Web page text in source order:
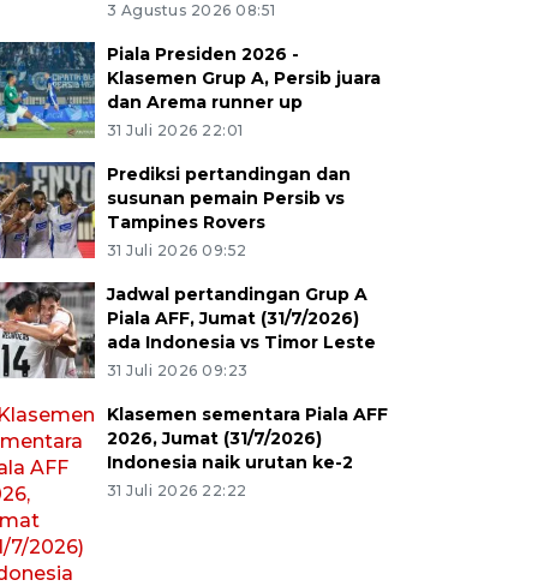
3 Agustus 2026 08:51
Piala Presiden 2026 -
Klasemen Grup A, Persib juara
dan Arema runner up
31 Juli 2026 22:01
Prediksi pertandingan dan
susunan pemain Persib vs
Tampines Rovers
31 Juli 2026 09:52
Jadwal pertandingan Grup A
Piala AFF, Jumat (31/7/2026)
ada Indonesia vs Timor Leste
31 Juli 2026 09:23
Klasemen sementara Piala AFF
2026, Jumat (31/7/2026)
Indonesia naik urutan ke-2
31 Juli 2026 22:22